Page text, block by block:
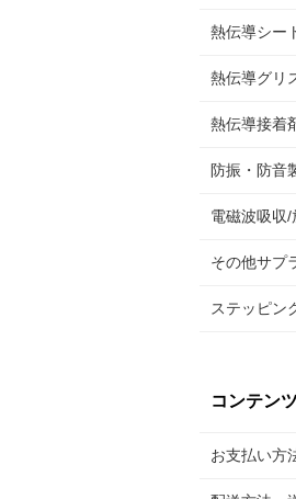
熱伝導シー
熱伝導グリ
熱伝導接着
防振・防音
電磁波吸収
その他サプ
ステッピン
コンテンツ
お支払い方